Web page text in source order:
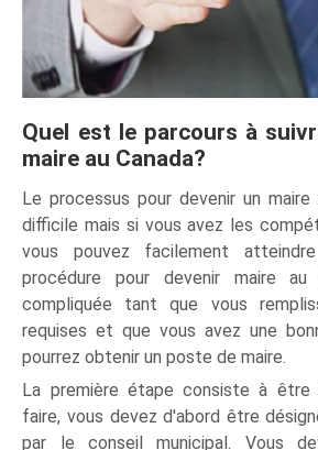
Quel est le parcours à
maire au Canada?
Le processus pour devenir un
difficile mais si vous avez les
vous pouvez facilement
procédure pour devenir maire au
compliquée tant que vous
requises et que vous avez une
pourrez obtenir un poste de maire.
La première étape consiste à être
faire, vous devez d'abord être
par le conseil municipal. Vous